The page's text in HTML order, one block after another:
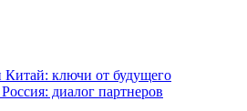
Китай: ключи от будущего
диалог партнеров